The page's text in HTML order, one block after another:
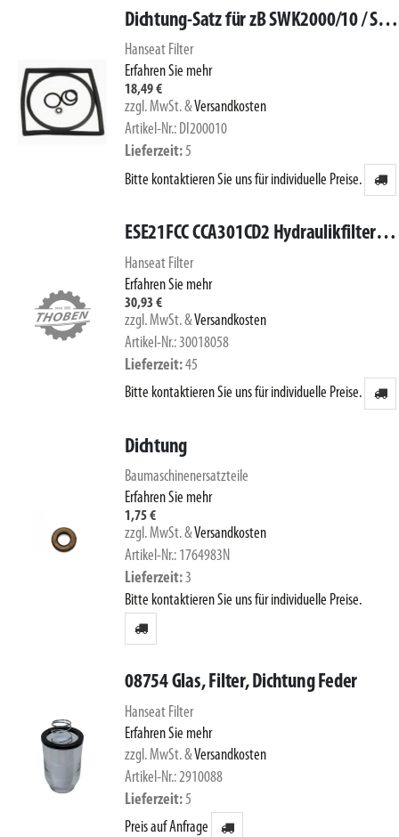
Dichtung-Satz für zB SWK2000/10 / SEPAR 061528
Hanseat Filter
Erfahren Sie mehr
18,49 €
zzgl. MwSt.&Versandkosten
Artikel-Nr.: DI200010
Lieferzeit 5
Bitte kontaktieren Sie uns für individuelle Preise.
ESE21FCC CCA301CD2 Hydraulikfilter mit Vitondichtung
Hanseat Filter
Erfahren Sie mehr
30,93 €
zzgl. MwSt.&Versandkosten
Artikel-Nr.: 30018058
Lieferzeit 45
Bitte kontaktieren Sie uns für individuelle Preise.
Dichtung
Baumaschinenersatzteile
Erfahren Sie mehr
1,75 €
zzgl. MwSt.&Versandkosten
Artikel-Nr.: 1764983N
Lieferzeit 3
Bitte kontaktieren Sie uns für individuelle Preise.
08754 Glas, Filter, Dichtung Feder
Hanseat Filter
Erfahren Sie mehr
zzgl. MwSt.&Versandkosten
Artikel-Nr.: 2910088
Lieferzeit 5
Preis auf Anfrage